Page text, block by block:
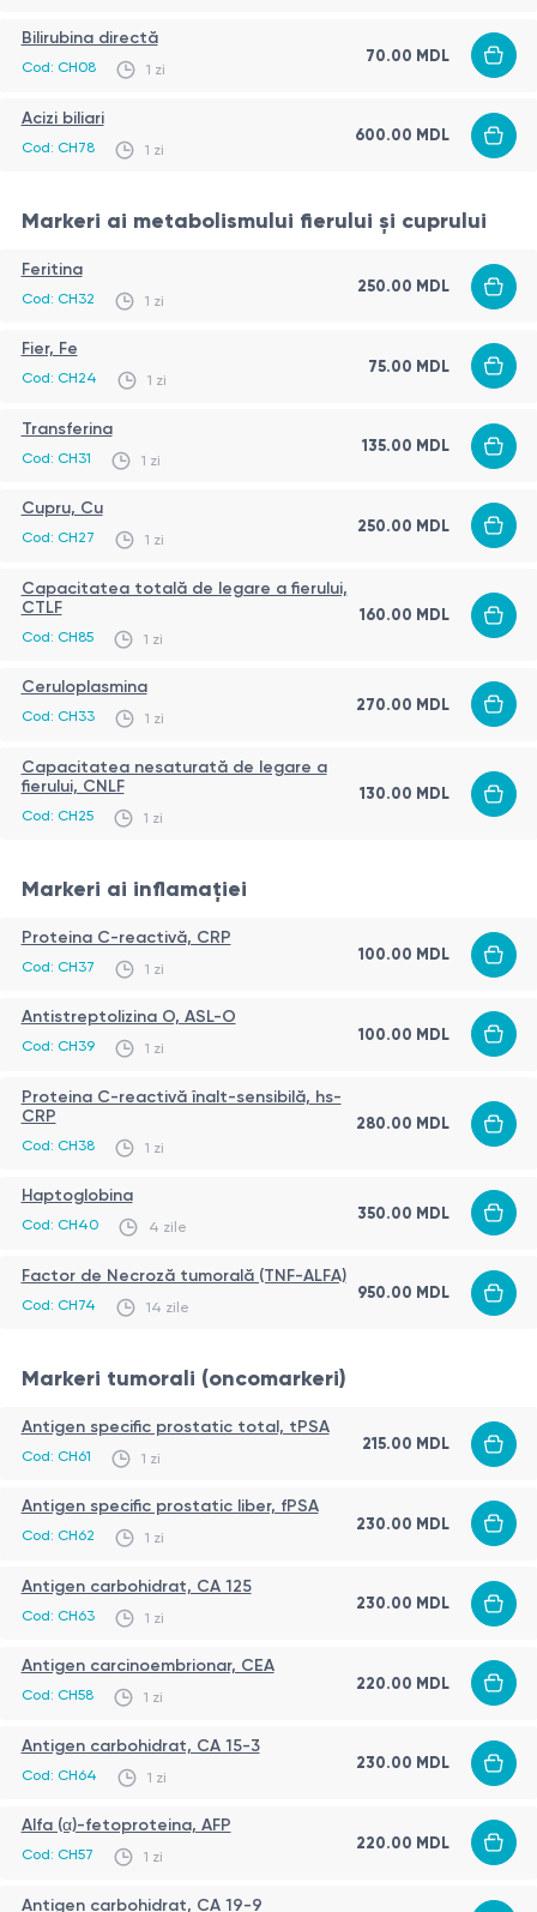
Bilirubina directă
Cod: CH08 1 zi
70.00 MDL
Acizi biliari
Cod: CH78 1 zi
600.00 MDL
Markeri ai metabolismului fierului și cuprului
Feritina
Cod: CH32 1 zi
250.00 MDL
Fier, Fe
Cod: CH24 1 zi
75.00 MDL
Transferina
Cod: CH31 1 zi
135.00 MDL
Cupru, Cu
Cod: CH27 1 zi
250.00 MDL
Capacitatea totală de legare a fierului,
CTLF
Cod: CH85 1 zi
160.00 MDL
Ceruloplasmina
Cod: CH33 1 zi
270.00 MDL
Capacitatea nesaturată de legare a
fierului, CNLF
Cod: CH25 1 zi
130.00 MDL
Markeri ai inflamației
Proteina C-reactivă, CRP
Cod: CH37 1 zi
100.00 MDL
Antistreptolizina О, ASL-O
Cod: CH39 1 zi
100.00 MDL
Proteina C-reactivă înalt-sensibilă, hs-
CRP
Cod: CH38 1 zi
280.00 MDL
Haptoglobina
Cod: CH40 4 zile
350.00 MDL
Factor de Necroză tumorală (TNF-ALFA)
Cod: CH74 14 zile
950.00 MDL
Markeri tumorali (oncomarkeri)
Antigen specific prostatic total, tPSA
Cod: CH61 1 zi
215.00 MDL
Antigen specific prostatic liber, fPSA
Cod: CH62 1 zi
230.00 MDL
Antigen carbohidrat, СА 125
Cod: CH63 1 zi
230.00 MDL
Antigen carcinoembrionar, CEA
Cod: CH58 1 zi
220.00 MDL
Antigen carbohidrat, СА 15-3
Cod: CH64 1 zi
230.00 MDL
Alfa (α)-fetoproteina, AFP
Cod: CH57 1 zi
220.00 MDL
Antigen carbohidrat, СА 19-9